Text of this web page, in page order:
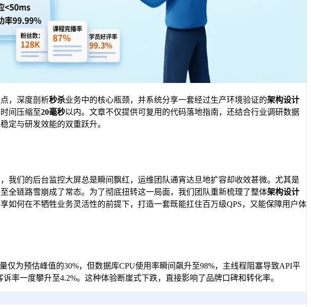
，深度剖析秒杀业务中的核心瓶颈，并系统分享一套经过生产环境验证的架构设计
间压缩至20毫秒以内。文章不仅提供可复用的代码落地指南，还结合行业调研数据
定与研发效能的双重跃升。
我们的后台监控大屏总是瞬间飘红，运维团队通宵达旦地扩容却收效甚微。尤其是
全链路雪崩成了常态。为了彻底扭转这一局面，我们团队重新梳理了整体架构设计
何在不牺牲业务灵活性的前提下，打造一套既能扛住百万级QPS，又能保障用户体
为预估峰值的30%，但数据库CPU使用率瞬间飙升至98%，主线程阻塞导致API平
率一度攀升至4.2%。这种体验断崖式下跌，直接影响了品牌口碑和转化率。